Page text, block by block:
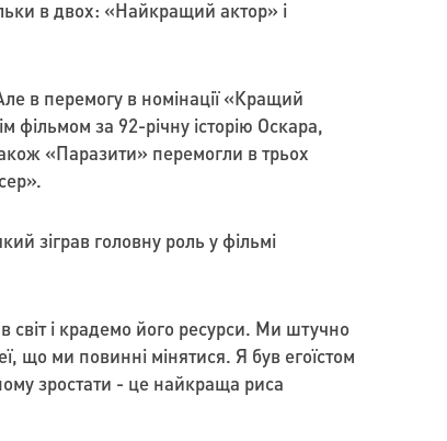
в двох: «Найкращий актор» і
в перемогу в номінації «Кращий
фільмом за 92-річну історію Оскара,
«Паразити» перемогли в трьох
зіграв головну роль у фільмі
і крадемо його ресурси. Ми штучно
що ми повинні мінятися. Я був егоїстом
зростати - це найкраща риса